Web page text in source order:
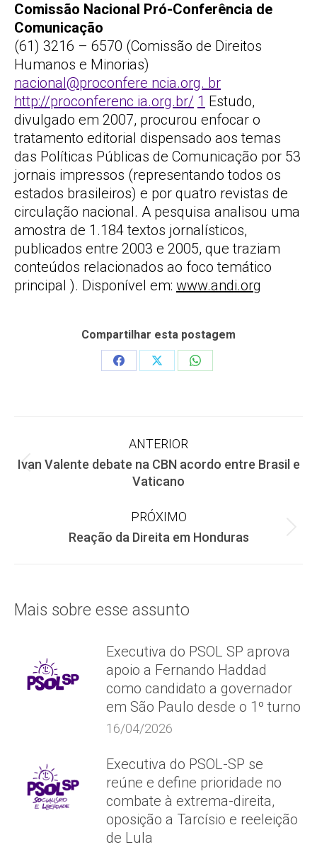
Comissão Nacional Pró-Conferência de
Comunicação
(61) 3216 – 6570 (Comissão de Direitos
Humanos e Minorias)
nacional@proconfere ncia.org. br
http://proconferenc ia.org.br/ 1 Estudo,
divulgado em 2007, procurou enfocar o
tratamento editorial dispensado aos temas
das Políticas Públicas de Comunicação por 53
jornais impressos (representando todos os
estados brasileiros) e por quatro revistas de
circulação nacional. A pesquisa analisou uma
amostra de 1.184 textos jornalísticos,
publicados entre 2003 e 2005, que traziam
conteúdos relacionados ao foco temático
principal ). Disponível em: www.andi.org
Compartilhar esta postagem
Share
Share
Share
Navegação
de
ANTERIOR
Post
anterior:
Ivan Valente debate na CBN acordo entre Brasil e
Vaticano
PRÓXIMO
Próximo
Reação da Direita em Honduras
Mais sobre esse assunto
Executiva do PSOL SP aprova
apoio a Fernando Haddad
como candidato a governador
em São Paulo desde o 1º turno
16/04/2026
Executiva do PSOL-SP se
reúne e define prioridade no
combate à extrema-direita,
oposição a Tarcísio e reeleição
de Lula